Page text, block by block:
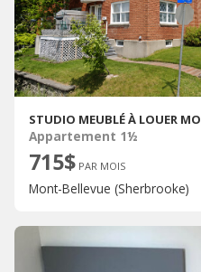
STUDIO MEUBLÉ À LOUER
Appartement 1½
715$ PAR MOIS
Mont-Bellevue (Sherbrooke)